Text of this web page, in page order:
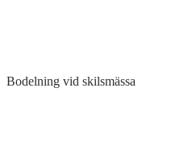
Bodelning vid skilsmässa